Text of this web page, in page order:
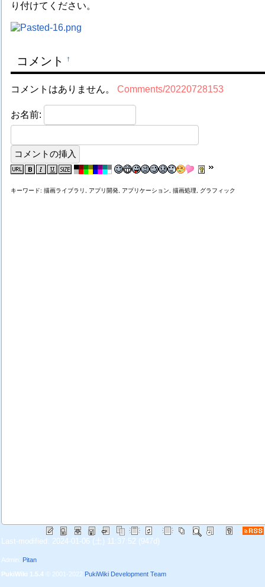
り付けてください。
コメント †
コメントはありません。Comments/20220728153
お名前:
キーワード: 描画ライブラリ, アプリ開発, アプリケーション, 描画処理, グラフィック
Last-modified: 2024-01-06 (土) 11:37:52 (947d)
Admin: Pitan
PukiWiki 1.5.4 © 2001-2022 PukiWiki Development Team